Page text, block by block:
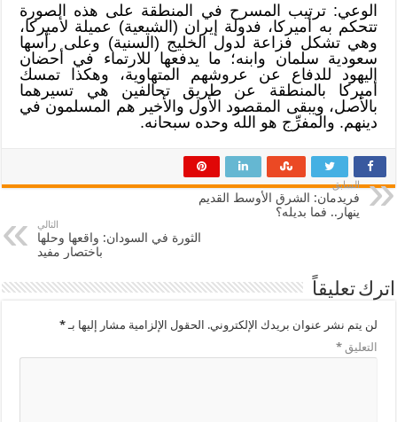
الوعي: ترتيب المسرح في المنطقة على هذه الصورة
تتحكم به أميركا، فدولة إيران (الشيعية) عميلة لأميركا،
وهي تشكل فزاعة لدول الخليج (السنية) وعلى رأسها
سعودية سلمان وابنه؛ ما يدفعها للارتماء في أحضان
اليهود للدفاع عن عروشهم المتهاوية، وهكذا تمسك
أميركا بالمنطقة عن طريق تحالفين هي تسيرهما
بالأصل، ويبقى المقصود الأول والأخير هم المسلمون في
دينهم. والمفرِّج هو الله وحده سبحانه.
السابق
فريدمان: الشرق الأوسط القديم
ينهار.. فما بديله؟
التالي
الثورة في السودان: واقعها وحلها
باختصار مفيد
اترك تعليقاً
لن يتم نشر عنوان بريدك الإلكتروني. الحقول الإلزامية مشار إليها بـ*
التعليق*